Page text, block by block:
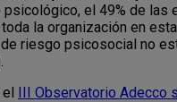
el 49% de las
la organización en
riesgo psicosocial no
III Observatorio Adecco